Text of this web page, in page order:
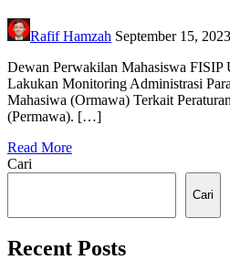
Rafif Hamzah September 15, 2023
Dewan Perwakilan Mahasiswa FISIP
Lakukan Monitoring Administrasi
Mahasiwa (Ormawa) Terkait
(Permawa). […]
Read More
Cari
Cari
Recent Posts